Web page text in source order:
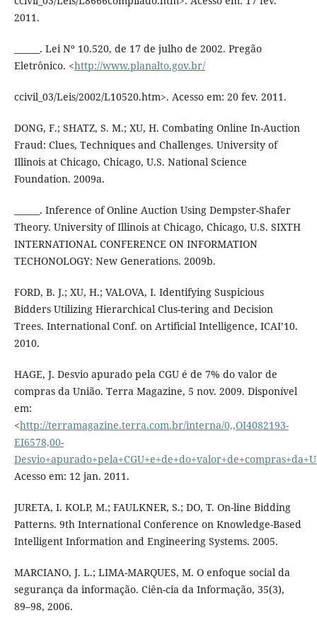
2011.
______. Lei Nº 10.520, de 17 de julho de 2002. Pregão
Eletrônico. <http://www.planalto.gov.br/
ccivil_03/Leis/2002/L10520.htm>. Acesso em: 20 fev. 2011.
DONG, F.; SHATZ, S. M.; XU, H. Combating Online In-Auction
Fraud: Clues, Techniques and Challenges. University of
Illinois at Chicago, Chicago, U.S. National Science
Foundation. 2009a.
______. Inference of Online Auction Using Dempster-Shafer
Theory. University of Illinois at Chicago, Chicago, U.S. SIXTH
INTERNATIONAL CONFERENCE ON INFORMATION
TECHONOLOGY: New Generations. 2009b.
FORD, B. J.; XU, H.; VALOVA, I. Identifying Suspicious
Bidders Utilizing Hierarchical Clus-tering and Decision
Trees. International Conf. on Artificial Intelligence, ICAI’10.
2010.
HAGE, J. Desvio apurado pela CGU é de 7% do valor de
compras da União. Terra Magazine, 5 nov. 2009. Disponível
em:
<http://terramagazine.terra.com.br/interna/0,,OI4082193-
EI6578,00-
Acesso em: 12 jan. 2011.
JURETA, I. KOLP, M.; FAULKNER, S.; DO, T. On-line Bidding
Patterns. 9th International Conference on Knowledge-Based
Intelligent Information and Engineering Systems. 2005.
MARCIANO, J. L.; LIMA-MARQUES, M. O enfoque social da
segurança da informação. Ciên-cia da Informação, 35(3),
89–98, 2006.